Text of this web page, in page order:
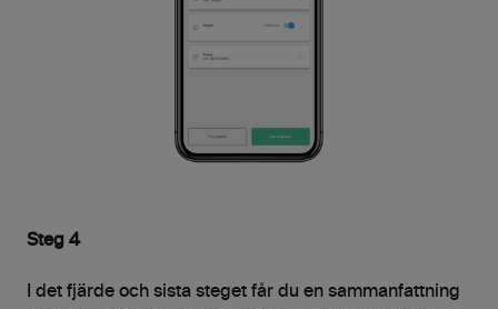
Steg 4
I det fjärde och sista steget får du en sammanfattning